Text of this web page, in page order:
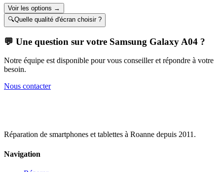
Voir les options →
🔍Quelle qualité d'écran choisir ?
💬 Une question sur votre Samsung Galaxy A04 ?
Notre équipe est disponible pour vous conseiller et répondre à votre
besoin.
Nous contacter
Réparation de smartphones et tablettes à Roanne depuis 2011.
Navigation